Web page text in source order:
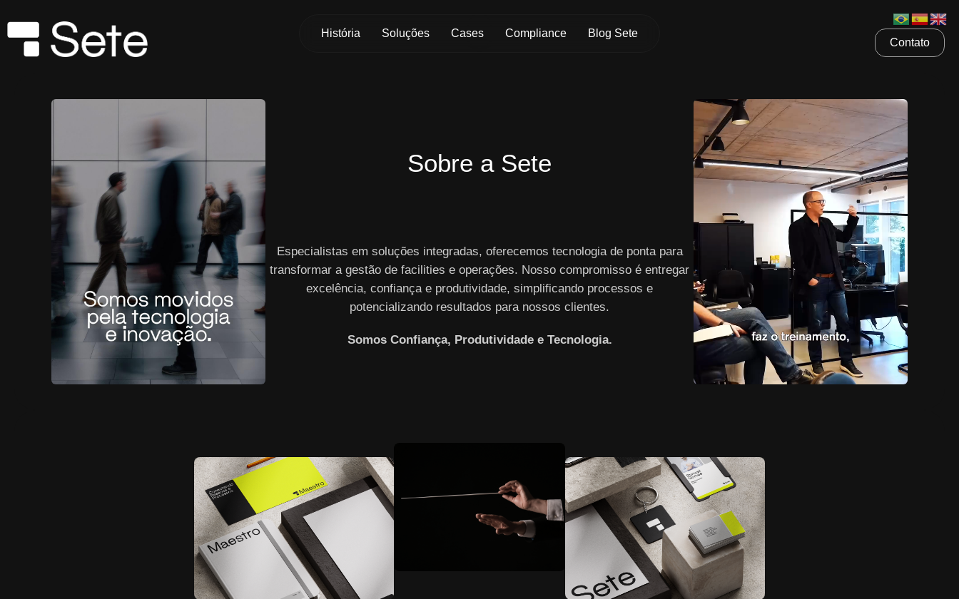
História Soluções Cases Compliance Blog Sete
Contato
Sobre a Sete
Especialistas em soluções integradas, oferecemos tecnologia de ponta para
transformar a gestão de facilities e operações. Nosso compromisso é entregar
excelência, confiança e produtividade, simplificando processos e
potencializando resultados para nossos clientes.
Somos Confiança, Produtividade e Tecnologia.